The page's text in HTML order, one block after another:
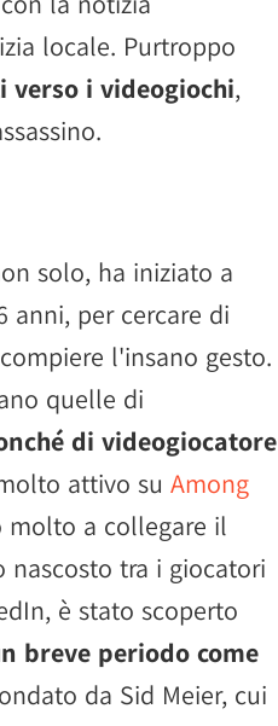
locale. Purtroppo
i videogiochi,
solo, ha iniziato a
anni, per cercare di
l'insano gesto.
quelle di
di videogiocatore
attivo su Among
molto a collegare il
nascosto tra i giocatori
è stato scoperto
breve periodo come
da Sid Meier, cui